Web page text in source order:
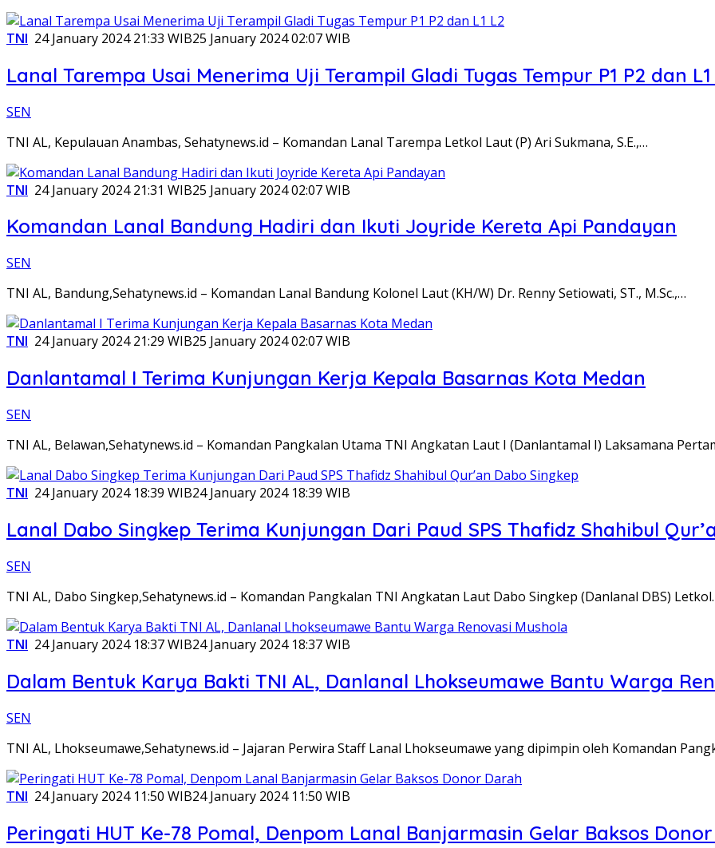
TNI 24 January 2024 21:33 WIB25 January 2024 02:07 WIB
Lanal Tarempa Usai Menerima Uji Terampil Gladi Tugas Tempur P1 P2 dan L1
SEN
TNI AL, Kepulauan Anambas, Sehatynews.id – Komandan Lanal Tarempa Letkol Laut (P) Ari Sukmana, S.E.,…
TNI 24 January 2024 21:31 WIB25 January 2024 02:07 WIB
Komandan Lanal Bandung Hadiri dan Ikuti Joyride Kereta Api Pandayan
SEN
TNI AL, Bandung,Sehatynews.id – Komandan Lanal Bandung Kolonel Laut (KH/W) Dr. Renny Setiowati, ST., M.Sc.,…
TNI 24 January 2024 21:29 WIB25 January 2024 02:07 WIB
Danlantamal I Terima Kunjungan Kerja Kepala Basarnas Kota Medan
SEN
TNI AL, Belawan,Sehatynews.id – Komandan Pangkalan Utama TNI Angkatan Laut I (Danlantamal I) Laksamana
TNI 24 January 2024 18:39 WIB24 January 2024 18:39 WIB
Lanal Dabo Singkep Terima Kunjungan Dari Paud SPS Thafidz Shahibul
SEN
TNI AL, Dabo Singkep,Sehatynews.id – Komandan Pangkalan TNI Angkatan Laut Dabo Singkep (Danlanal DBS)
TNI 24 January 2024 18:37 WIB24 January 2024 18:37 WIB
Dalam Bentuk Karya Bakti TNI AL, Danlanal Lhokseumawe Bantu Warga
SEN
TNI AL, Lhokseumawe,Sehatynews.id – Jajaran Perwira Staff Lanal Lhokseumawe yang dipimpin oleh Komandan
TNI 24 January 2024 11:50 WIB24 January 2024 11:50 WIB
Peringati HUT Ke-78 Pomal, Denpom Lanal Banjarmasin Gelar Baksos